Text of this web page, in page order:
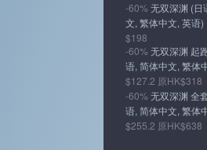
-60% 无双深渊 (日
文, 繁体中文, 英语)
$198
-60% 无双深渊 起
语, 简体中文, 繁体
$127.2 原HK$318
-60% 无双深渊 全
语, 简体中文, 繁体
$255.2 原HK$638